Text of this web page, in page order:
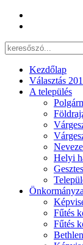
Kezdőlap
Választás
A település
Helyi
Fűtés
Fűtés